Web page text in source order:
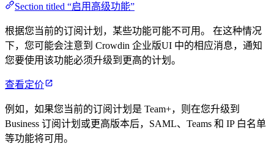
Section titled “启用高级功能”
根据您当前的订阅计划，某些功能可能不可用。 在这种情况
下，您可能会注意到 Crowdin 企业版UI 中的相应消息，通知
您要使用该功能必须升级到更高的计划。
查看定价
例如，如果您当前的订阅计划是 Team+，则在您升级到
Business 订阅计划或更高版本后，SAML、Teams 和 IP 白名单
等功能将可用。